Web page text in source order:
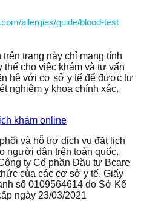
allergies/guide/blood-test
trên trang này chỉ mang tính
thế cho việc khám và tư vấn
hệ với cơ sở y tế để được tư
nghiệm y khoa chính xác.
khám online
và hỗ trợ dịch vụ đặt lịch
người dân trên toàn quốc.
ty Cổ phần Đầu tư Bcare
của các cơ sở y tế. Giấy
số 0109564614 do Sở Kế
ngày 23/03/2021